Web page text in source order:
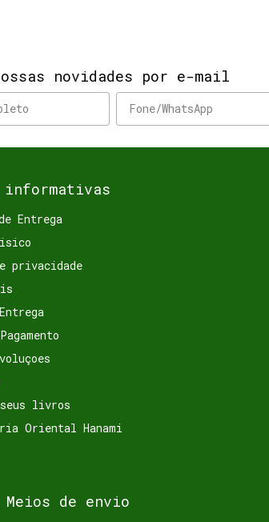
novidades por e-mail
informativas
Entrega
privacidade
seus livros
Oriental Hanami
Meios de envio